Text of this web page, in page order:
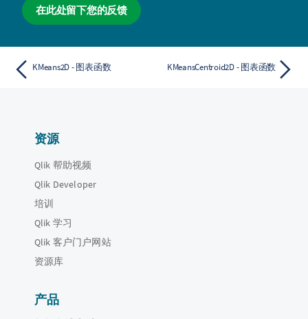
在此处留下您的反馈
KMeans2D - 图表函数 KMeansCentroid2D - 图表函数
资源
Qlik 帮助视频
Qlik Developer
培训
Qlik 学习
Qlik 客户门户网站
资源库
产品